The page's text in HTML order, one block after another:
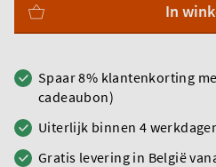
In
Spaar 8% klantenkorting
cadeaubon)
Uiterlijk binnen 4
Gratis levering in België